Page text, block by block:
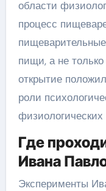
области
процесс
пищи, а не
открытие
роли
физиологических
Где
Ивана
Эксперименты